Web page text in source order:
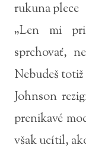
rukuna plece
„Len mi
sprchovať,
Nebudeš
Johnson
prenikavé
však ucítil,